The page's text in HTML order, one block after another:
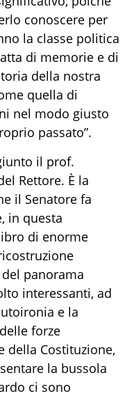
conoscere per
la classe politica
di memorie e di
della nostra
quella di
nel modo giusto
passato”.
il prof.
Rettore. È la
il Senatore fa
in questa
di enorme
panorama
interessanti, ad
e la
forze
della Costituzione,
la bussola
ci sono